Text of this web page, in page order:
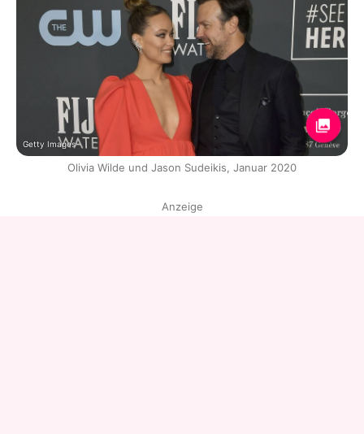
Getty Images
Olivia Wilde und Jason Sudeikis, Januar 2020
Anzeige